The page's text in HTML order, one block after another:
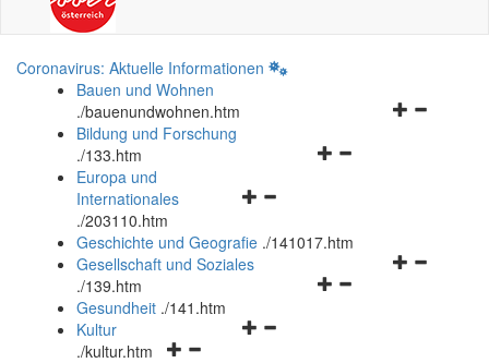
Coronavirus: Aktuelle Informationen
Bauen und Wohnen
./bauenundwohnen.htm
Navigationsmenü
Bildung und Forschung
./133.htm
Navigationsmenü
und
schließen
Europa und
Internationales
./203110.htm
Geschichte und Geografie ./141017.htm
Navigationsmenü
Gesellschaft und Soziales
./139.htm
Navigationsmenü
Gesundheit ./141.htm
Navigationsmenü
Kultur
./kultur.htm